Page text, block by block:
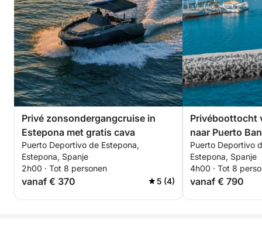
Privé zonsondergangcruise in
Estepona met gratis cava
Puerto Deportivo de Estepona,
Estepona, Spanje
2h00 · Tot 8 personen
vanaf € 370 5 (4)
Privéboottocht
naar Puerto
Puerto Deportivo
Estepona, Spanje
4h00 · Tot 8
vanaf € 790